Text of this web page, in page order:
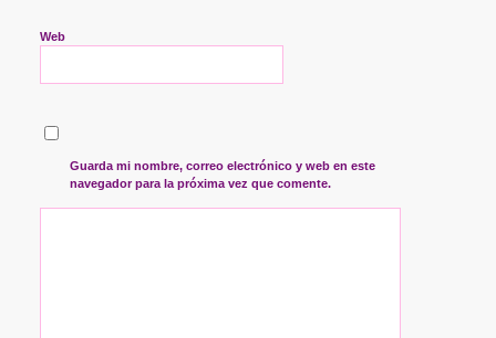
Web
Guarda mi nombre, correo electrónico y web en este
navegador para la próxima vez que comente.